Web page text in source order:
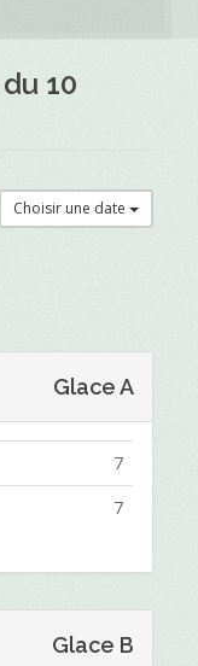
10
Choisir une date
Glace A
7
7
Glace B